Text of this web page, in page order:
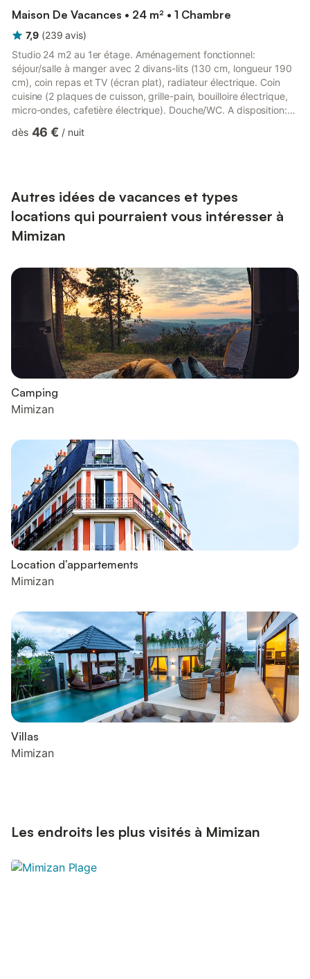
Maison De Vacances • 24 m² • 1 Chambre
7,9 (239 avis)
Studio 24 m2 au 1er étage. Aménagement fonctionnel:
séjour/salle à manger avec 2 divans-lits (130 cm, longueur 190
cm), coin repas et TV (écran plat), radiateur électrique. Coin
cuisine (2 plaques de cuisson, grille-pain, bouilloire électrique,
micro-ondes, cafetière électrique). Douche/WC. A disposition:
rue. 1 animal/ chien de petite taille autorisé. Détecteur de
dès 46 € / nuit
Autres idées de vacances et types
locations qui pourraient vous intéresser à
Mimizan
Camping
Mimizan
Location d’appartements
Mimizan
Villas
Mimizan
Les endroits les plus visités à Mimizan